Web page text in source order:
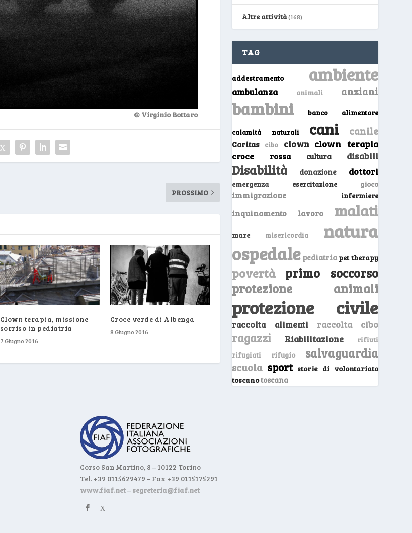
© Virginio Bottaro
PROSSIMO
Clown terapia, missione
sorriso in pediatria
7 Giugno 2016
Croce verde di Albenga
8 Giugno 2016
Altre attività(168)
TAG
addestramento ambiente
ambulanza animali anziani
bambini banco alimentare
calamità naturali cani canile
Caritas cibo clown clown terapia
croce rossa cultura disabili
Disabilità donazione dottori
emergenza esercitazione gioco
immigrazione infermiere
inquinamento lavoro malati
mare misericordia natura
ospedale pediatria pet therapy
povertà
primo soccorso
protezione animali
protezione civile
raccolta alimenti raccolta cibo
ragazzi Riabilitazione
rifiuti
rifugiati
rifugio salvaguardia
scuola sport storie di volontariato
toscanotoscana
Corso San Martino, 8 – 10122 Torino
Tel. +39 0115629479 – Fax +39 0115175291
www.fiaf.net– segreteria@fiaf.net